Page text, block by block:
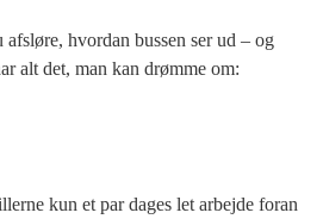
hvordan bussen ser ud – og
alt det, man kan drømme om:
kun et par dages let arbejde foran